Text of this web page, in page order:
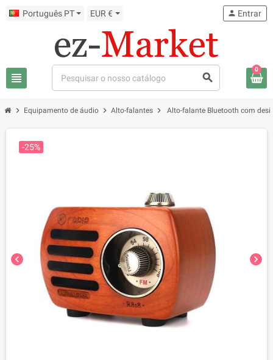
Português PT EUR €
view_headline search
person Entrar
0
chevron_right Equipamento de áudio chevron_right Alto-falantes chevron_right Alto-falante Bluetooth com
chevron_left chevron_right
-25%